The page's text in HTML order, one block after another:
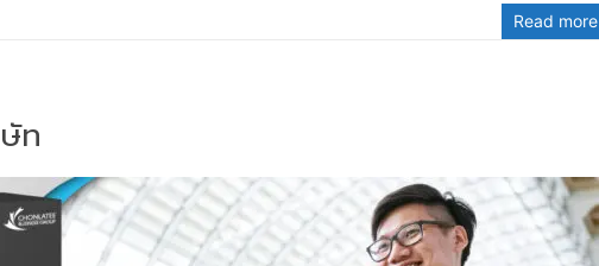
Read more
ท